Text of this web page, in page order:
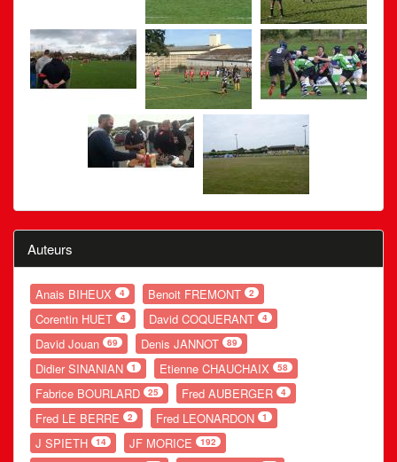
Auteurs
Anais BIHEUX 4 Benoit FREMONT 2
Corentin HUET 4 David COQUERANT 4
David Jouan 69 Denis JANNOT 89
Didier SINANIAN 1 Etienne CHAUCHAIX 58
Fabrice BOURLARD 25 Fred AUBERGER 4
Fred LE BERRE 2 Fred LEONARDON 1
J SPIETH 14 JF MORICE 192